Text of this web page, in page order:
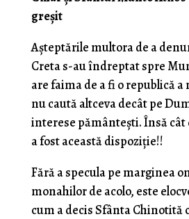
greșit
Așteptările multora de a
Creta s-au îndreptat spre
are faima de a fi o republică
nu caută altceva decât pe
interese pământești. Însă cât
a fost această dispoziție!!
Fără a specula pe marginea
monahilor de acolo, este
cum a decis Sfânta Chinotită